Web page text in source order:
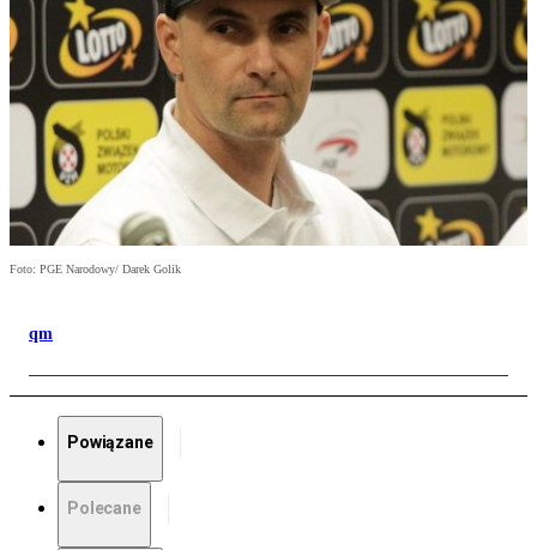
Foto: PGE Narodowy/ Darek Golik
qm
Powiązane
Polecane